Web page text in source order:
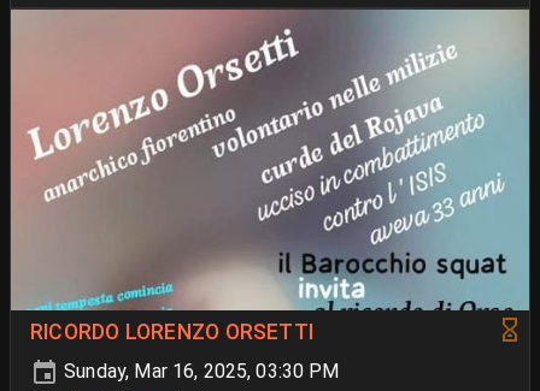
RICORDO LORENZO ORSETTI
Sunday, Mar 16, 2025, 03:30 PM